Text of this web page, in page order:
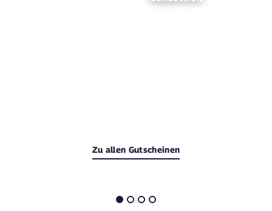
Zu allen Gutscheinen